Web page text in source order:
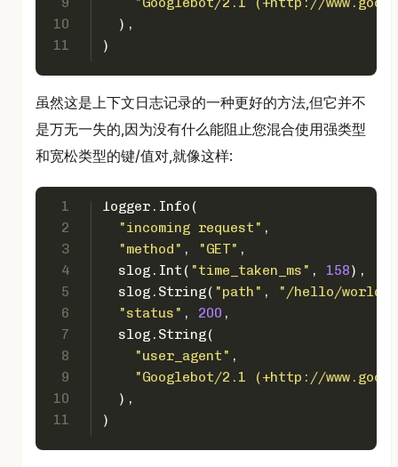
10
11
  ),
)
虽然这是上下文日志记录的一种更好的方法,但它并不
是万无一失的,因为没有什么能阻止您混合使用强类型
和宽松类型的键/值对,就像这样:
1
2
3
4
5
6
7
8
9
10
11
logger.Info(
"incoming request" ,
"method" , "GET" ,
  slog.Int(
"time_taken_ms" , 158),
  slog.String(
"path" ,
"/hello/
"status" , 200 ,
  slog.String(
"user_agent" ,
"Googlebot/2.1 (+http://
  ),
)